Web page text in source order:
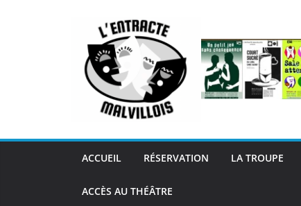
ACCUEIL RÉSERVATION LA TROUPE
ACCÈS AU THÉÂTRE